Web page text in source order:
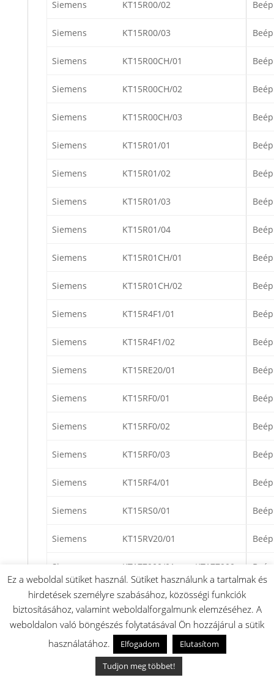
Siemens KT15R00/02
Siemens KT15R00/03
Siemens KT15R00CH/01
Siemens KT15R00CH/02
Siemens KT15R00CH/03
Siemens KT15R01/01
Siemens KT15R01/02
Siemens KT15R01/03
Siemens KT15R01/04
Siemens KT15R01CH/01
Siemens KT15R01CH/02
Siemens KT15R4F1/01
Siemens KT15R4F1/02
Siemens KT15RE20/01
Siemens KT15RF0/01
Siemens KT15RF0/02
Siemens KT15RF0/03
Siemens KT15RF4/01
Siemens KT15RS0/01
Siemens KT15RV20/01
Siemens KT177900/01 KT177900
Siemens KT17RF1/01
Siemens KU141600/01 KU141600
KU14L10/01
KU14N00/01
Ez a weboldal sütiket használ. Sütiket használunk a tartalmak és
hirdetések személyre szabásához, közösségi funkciók
biztosításához, valamint weboldalforgalmunk elemzéséhez. A
weboldalon való böngészés folytatásával Ön hozzájárul a sütik
használatához.
Elfogadom
Elutasítom
Tudjon meg többet!